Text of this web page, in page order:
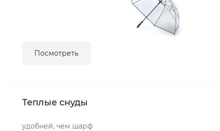
Посмотреть
Теплые снуды
удобней, чем шарф